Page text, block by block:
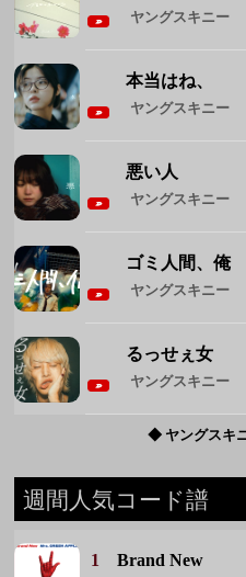
ヤングスキニー
本当はね、
ヤングスキニー
悪い人
ヤングスキニー
ゴミ人間、俺
ヤングスキニー
るっせぇ女
ヤングスキニー
◆ ヤングスキ
週間人気コード譜
1Brand New